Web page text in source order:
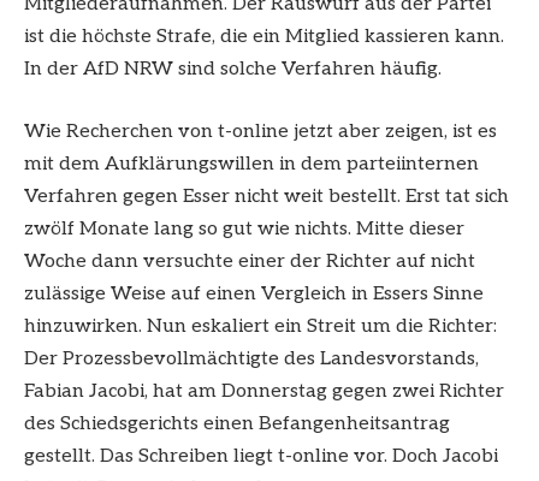
ist die höchste Strafe, die ein Mitglied kassieren kann.
In der AfD NRW sind solche Verfahren häufig.
Wie Recherchen von t-online jetzt aber zeigen, ist es
mit dem Aufklärungswillen in dem parteiinternen
Verfahren gegen Esser nicht weit bestellt. Erst tat sich
zwölf Monate lang so gut wie nichts. Mitte dieser
Woche dann versuchte einer der Richter auf nicht
zulässige Weise auf einen Vergleich in Essers Sinne
hinzuwirken. Nun eskaliert ein Streit um die Richter:
Der Prozessbevollmächtigte des Landesvorstands,
Fabian Jacobi, hat am Donnerstag gegen zwei Richter
des Schiedsgerichts einen Befangenheitsantrag
gestellt. Das Schreiben liegt t-online vor. Doch Jacobi